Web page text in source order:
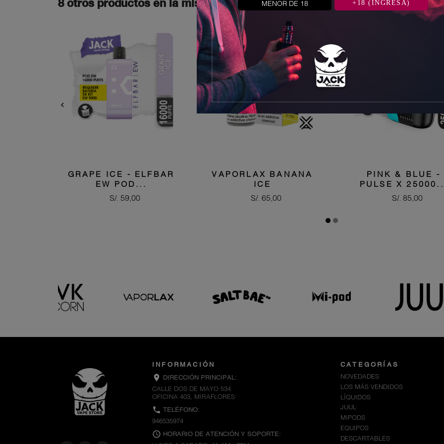
MENOR DE 18 +18 (INGRESA)
8 otros productos en la misma categoría:
GRAPE ICE - ELFBAR
EW POD...
Precio
S/. 59,00
VAPORLAX BANANA
ICE
Precio
S/. 65,00
PINK & BLUE -
PULSE X
Precio
S/. 85,00

INFORMACIÓN
location_on DIRECCIÓN PRINCIPAL:
CALLE DOS DE MAYO 534
OFICINA 403, MIRAFLORES
call TELÉFONO:
946535974
schedule HORARIO DE ATENCIÓN Y SOPORTE:
CATEGORÍAS
NOVEDADES
LOS MÁS VENDIDOS
LÍQUIDOS
JUUL
MIPODS
EQUIPOS
DESCARTABLES